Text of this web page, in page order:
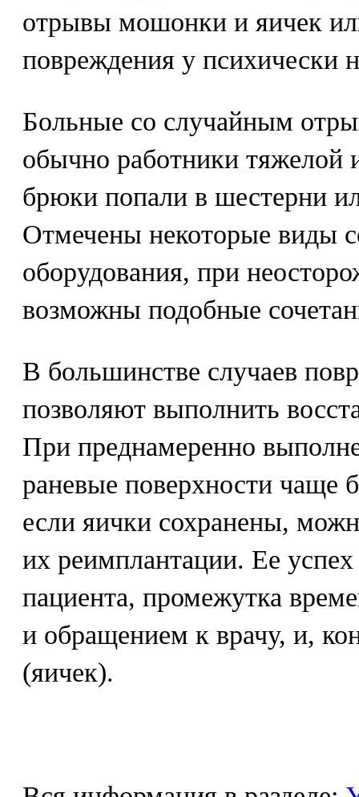
отрывы мошонки и яичек
повреждения у психически
Больные со случайным
обычно работники тяжелой
брюки попали в шестерни
Отмечены некоторые виды
оборудования, при
возможны подобные
В большинстве случаев
позволяют выполнить
При преднамеренно
раневые поверхности чаще
если яички сохранены,
их реимплантации. Ее успех
пациента, промежутка
и обращением к врачу, и,
(яичек).